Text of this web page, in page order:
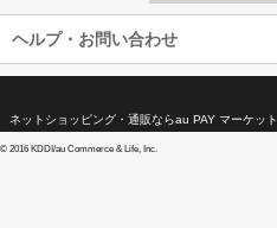
ヘルプ・お問い合わせ
ネットショッピング・通販ならau PAY マーケット
© 2016 KDDI/au Commerce & Life, Inc.